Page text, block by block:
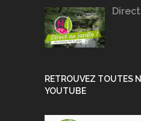
RETROUVEZ TOUTES
YOUTUBE